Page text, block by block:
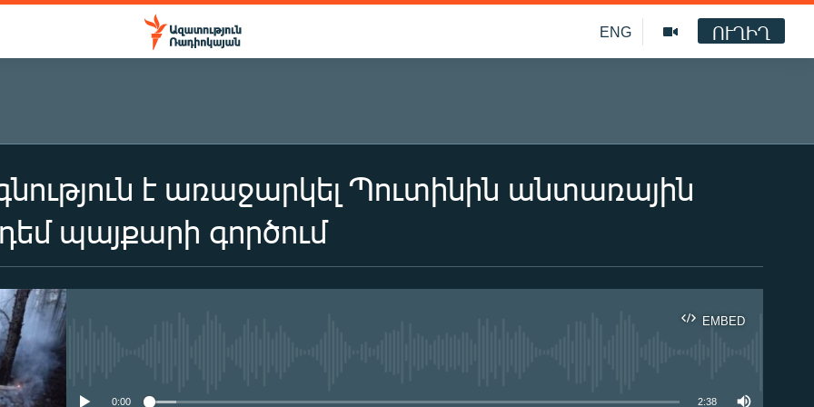
ENG ՈՒՂԻՂ
է առաջարկել Պուտինին անտառային
պայքարի գործում
EMBED
0:00 2:38